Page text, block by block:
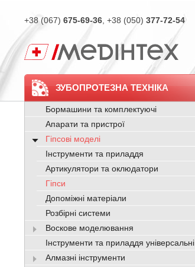
+38 (067) 675-69-36, +38 (050) 377-72-54
ЗУБОПРОТЕЗНА ТЕХНІКА
Бормашини та комплектуючі
Апарати та пристрої
Гіпсові моделі
Інструменти та приладдя
Артикулятори та оклюдатори
Гіпси
Допоміжні матеріали
Розбірні системи
Воскове моделювання
Інструменти та приладдя універсальні
Алмазні інструменти